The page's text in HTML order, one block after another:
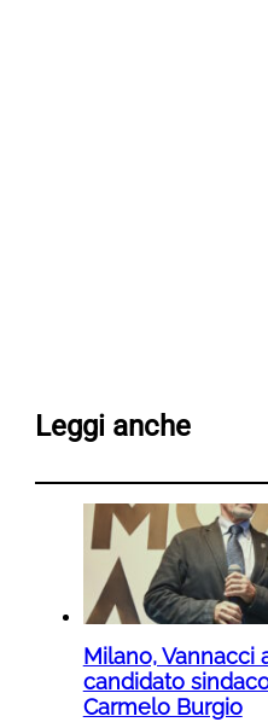
Leggi anche
Milano, Vannacci
candidato
Carmelo Burgio